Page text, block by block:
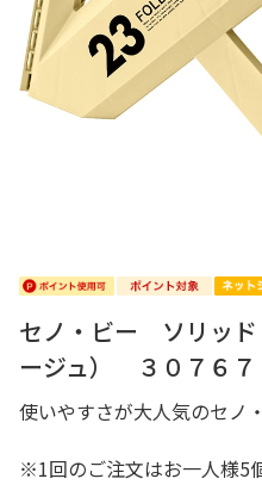
セノ・ビー ソリッ
ージュ） ３０７６７
使いやすさが大人気のセノ
※1回のご注文はお一人様5